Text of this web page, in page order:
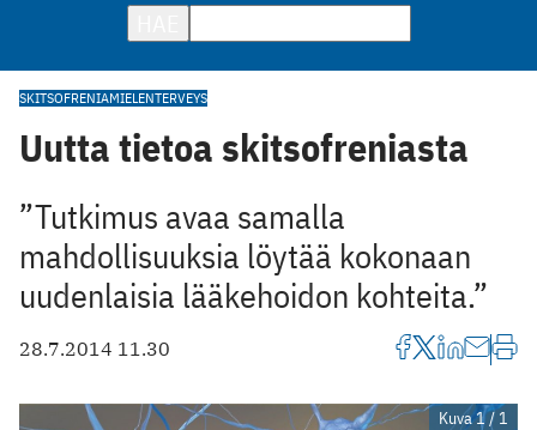
SKITSOFRENIAMIELENTERVEYS
Uutta tietoa skitsofreniasta
”Tutkimus avaa samalla
mahdollisuuksia löytää kokonaan
uudenlaisia lääkehoidon kohteita.”
28.7.2014 11.30
Kuva 1 / 1